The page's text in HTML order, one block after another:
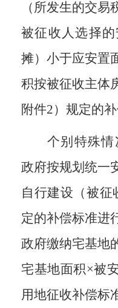
（所发生的交易
被征收人选择
摊）小于应安置
积按被征收主体
附件2）规定的
个别特殊情
政府按规划统一
自行建设（被
定的补偿标准进
政府缴纳宅基地
宅基地面积×被
用地征收补偿标